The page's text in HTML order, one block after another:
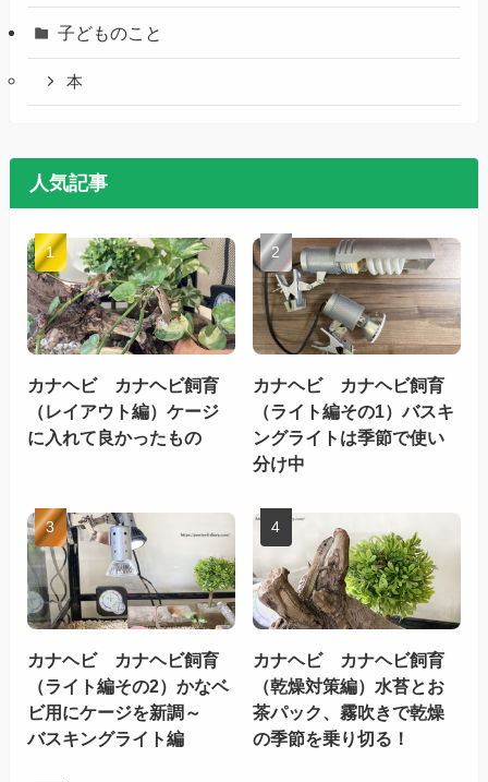
子どものこと
本
人気記事
カナヘビ カナヘビ飼育
（レイアウト編）ケージ
に入れて良かったもの
カナヘビ カナヘビ飼育
（ライト編その1）バスキ
ングライトは季節で使い
分け中
カナヘビ カナヘビ飼育
（ライト編その2）かなベ
ビ用にケージを新調～
バスキングライト編
カナヘビ カナヘビ飼育
（乾燥対策編）水苔とお
茶パック、霧吹きで乾燥
の季節を乗り切る！